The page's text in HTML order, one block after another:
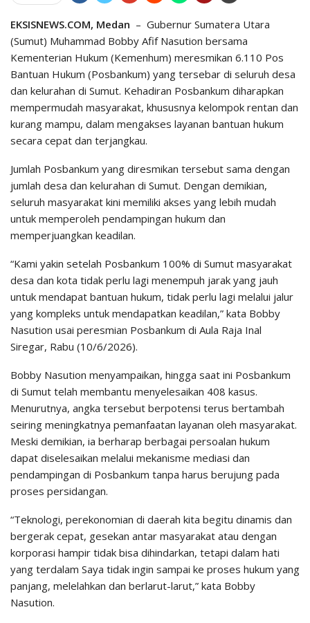
EKSISNEWS.COM, Medan – Gubernur Sumatera Utara
(Sumut) Muhammad Bobby Afif Nasution bersama
Kementerian Hukum (Kemenhum) meresmikan 6.110 Pos
Bantuan Hukum (Posbankum) yang tersebar di seluruh desa
dan kelurahan di Sumut. Kehadiran Posbankum diharapkan
mempermudah masyarakat, khususnya kelompok rentan dan
kurang mampu, dalam mengakses layanan bantuan hukum
secara cepat dan terjangkau.
Jumlah Posbankum yang diresmikan tersebut sama dengan
jumlah desa dan kelurahan di Sumut. Dengan demikian,
seluruh masyarakat kini memiliki akses yang lebih mudah
untuk memperoleh pendampingan hukum dan
memperjuangkan keadilan.
“Kami yakin setelah Posbankum 100% di Sumut masyarakat
desa dan kota tidak perlu lagi menempuh jarak yang jauh
untuk mendapat bantuan hukum, tidak perlu lagi melalui jalur
yang kompleks untuk mendapatkan keadilan,” kata Bobby
Nasution usai peresmian Posbankum di Aula Raja Inal
Siregar, Rabu (10/6/2026).
Bobby Nasution menyampaikan, hingga saat ini Posbankum
di Sumut telah membantu menyelesaikan 408 kasus.
Menurutnya, angka tersebut berpotensi terus bertambah
seiring meningkatnya pemanfaatan layanan oleh masyarakat.
Meski demikian, ia berharap berbagai persoalan hukum
dapat diselesaikan melalui mekanisme mediasi dan
pendampingan di Posbankum tanpa harus berujung pada
proses persidangan.
“Teknologi, perekonomian di daerah kita begitu dinamis dan
bergerak cepat, gesekan antar masyarakat atau dengan
korporasi hampir tidak bisa dihindarkan, tetapi dalam hati
yang terdalam Saya tidak ingin sampai ke proses hukum yang
panjang, melelahkan dan berlarut-larut,” kata Bobby
Nasution.